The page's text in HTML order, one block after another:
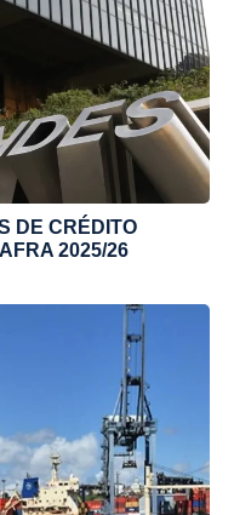
DE CRÉDITO
2025/26